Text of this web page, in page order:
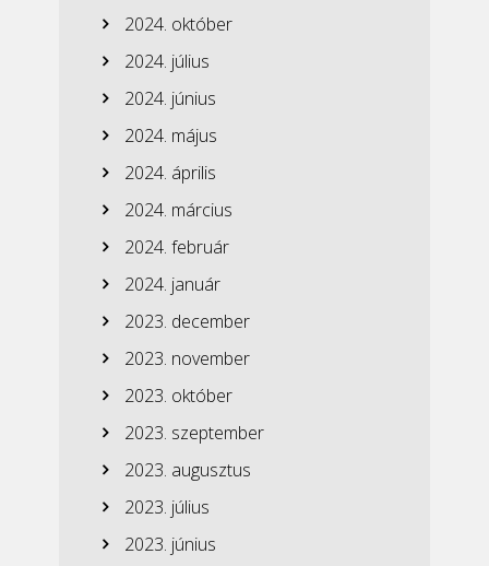
2024. október
2024. július
2024. június
2024. május
2024. április
2024. március
2024. február
2024. január
2023. december
2023. november
2023. október
2023. szeptember
2023. augusztus
2023. július
2023. június